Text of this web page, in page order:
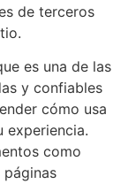
de terceros
es una de las
y confiables
cómo usa
experiencia.
como